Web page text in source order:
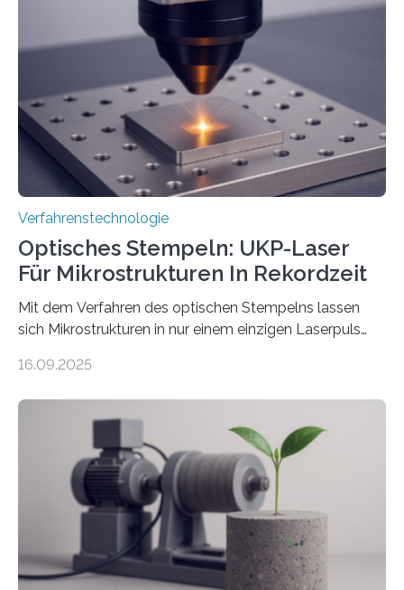
Verfahrenstechnologie
Optisches Stempeln: UKP-Laser
Für Mikrostrukturen In Rekordzeit
Mit dem Verfahren des optischen Stempelns lassen
sich Mikrostrukturen in nur einem einzigen Laserpuls
zeitaufwändiges Abscannen der Fläche. Am Fraunhofer
RWTH Aachen den Strahl eines Ultrakurzpulslasers
mithilfe eines Spatial Light Modulators (SLM) exakt in
das gewünschte Muster und bringen es direkt auf die
Werkstückoberfläche. Das beschleunigt die
Bearbeitung deutlich und eröffnet neue Möglichkeiten
für Branchen wie die stahl- und metallverarbeitende
Industrie oder die Glasverarbeitung. Erste Tests…
16.09.2025